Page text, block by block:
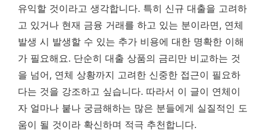
유익할 것이라고 생각합니다. 특히 신규 대출을 고려하
고 있거나 현재 금융 거래를 하고 있는 분이라면, 연체
발생 시 발생할 수 있는 추가 비용에 대한 명확한 이해
가 필요해요. 단순히 대출 상품의 금리만 비교하는 것
을 넘어, 연체 상황까지 고려한 신중한 접근이 필요하
다는 것을 강조하고 싶습니다. 따라서 이 글이 연체이
자 얼마나 붙나 궁금해하는 많은 분들에게 실질적인 도
움이 될 것이라 확신하며 적극 추천합니다.